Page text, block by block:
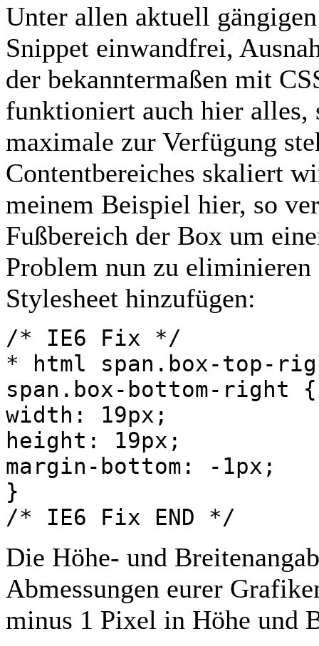
Unter allen aktuell
Snippet einwandfrei,
der bekanntermaßen mit
funktioniert auch hier
maximale zur Verfügung
Contentbereiches skaliert
meinem Beispiel hier, so
Fußbereich der Box um
Problem nun zu
Stylesheet hinzufügen:
/* IE6 Fix */
* html span.box-top-
span.box-bottom-right {
width: 19px;
height: 19px;
margin-bottom: -1px;
}
/* IE6 Fix END */
Die Höhe- und
Abmessungen eurer
minus 1 Pixel in Höhe und